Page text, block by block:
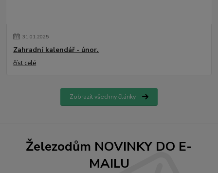
31.01.2025
Zahradní kalendář - únor.
číst celé
Zobrazit všechny články
Železodům NOVINKY DO E-
MAILU